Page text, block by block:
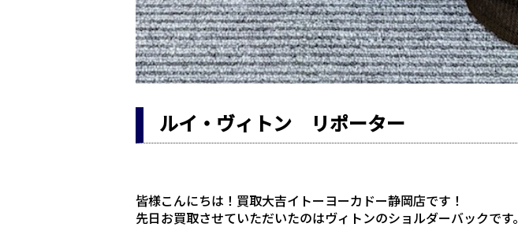
ルイ・ヴィトン リポーター
皆様こんにちは！買取大吉イトーヨーカドー静岡店です！
先日お買取させていただいたのはヴィトンのショルダーバックです。